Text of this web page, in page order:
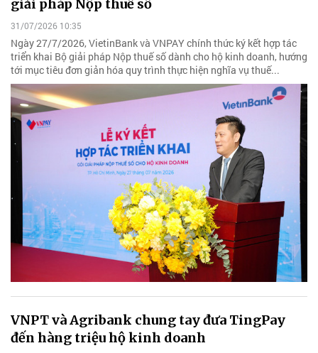
giải pháp Nộp thuế số
31/07/2026 10:35
Ngày 27/7/2026, VietinBank và VNPAY chính thức ký kết hợp tác
triển khai Bộ giải pháp Nộp thuế số dành cho hộ kinh doanh, hướng
tới mục tiêu đơn giản hóa quy trình thực hiện nghĩa vụ thuế...
VNPT và Agribank chung tay đưa TingPay
đến hàng triệu hộ kinh doanh